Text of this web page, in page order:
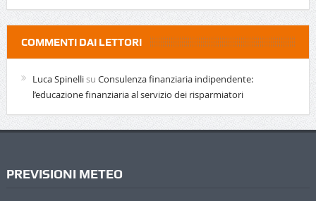
COMMENTI DAI LETTORI
Luca Spinellisu Consulenza finanziaria indipendente:
l’educazione finanziaria al servizio dei risparmiatori
PREVISIONI METEO